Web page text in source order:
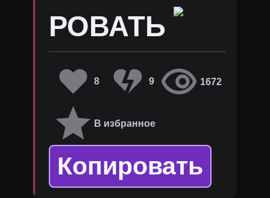
РОВАТЬ
8 9 1672
В избранное
Копировать